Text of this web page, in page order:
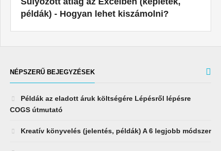
példák) - Hogyan lehet kiszámolni?
NÉPSZERŰ BEJEGYZÉSEK
Példák az eladott áruk költségére Lépésről lépésre
COGS útmutató
Kreatív könyvelés (jelentés, példák) A 6 legjobb módszer